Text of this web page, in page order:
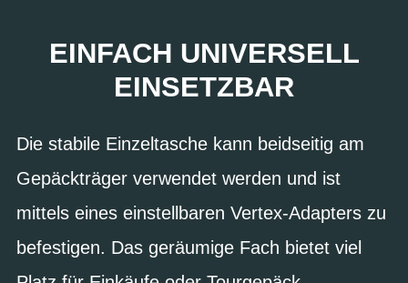
EINFACH UNIVERSELL
EINSETZBAR
Die stabile Einzeltasche kann beidseitig am
Gepäckträger verwendet werden und ist
mittels eines einstellbaren Vertex-Adapters zu
befestigen. Das geräumige Fach bietet viel